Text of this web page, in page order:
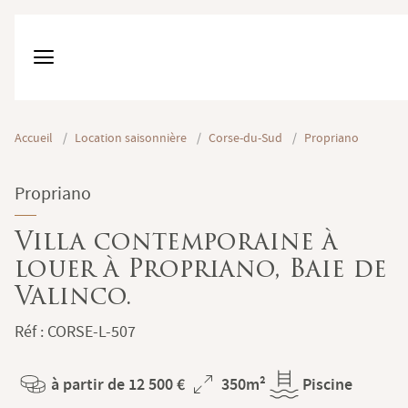
Accueil / Location saisonnière / Corse-du-Sud / Propriano
Propriano
Villa contemporaine à
louer à Propriano, Baie de
Valinco.
Réf : CORSE-L-507
Prix
à partir de 12 500 €
Superficie
350m²
Piscine